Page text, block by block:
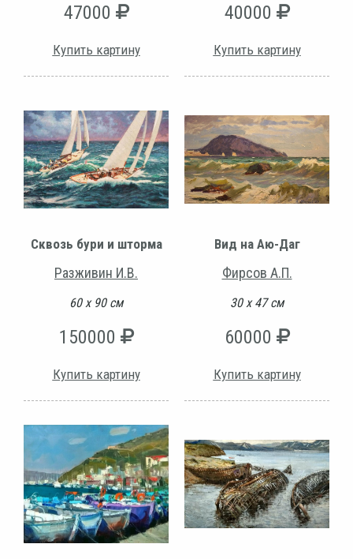
47000
Купить картину
40000
Купить картину
Сквозь бури и шторма
Разживин И.В.
60 х 90 см
150000
Купить картину
Вид на Аю-Даг
Фирсов А.П.
30 х 47 см
60000
Купить картину